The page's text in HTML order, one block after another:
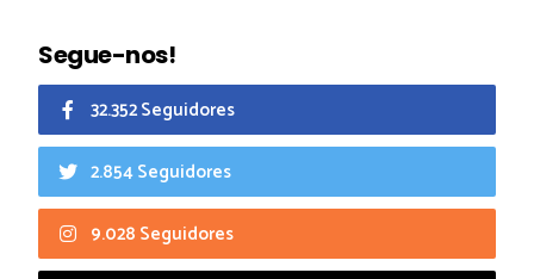
Segue-nos!
32.352 Seguidores
2.854 Seguidores
9.028 Seguidores